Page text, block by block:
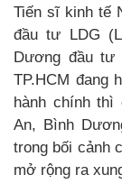
Tiến sĩ kinh tế
đầu tư LDG
Dương đầu
TP.HCM đang
hành chính thì
An, Bình
trong bối cảnh
mở rộng ra